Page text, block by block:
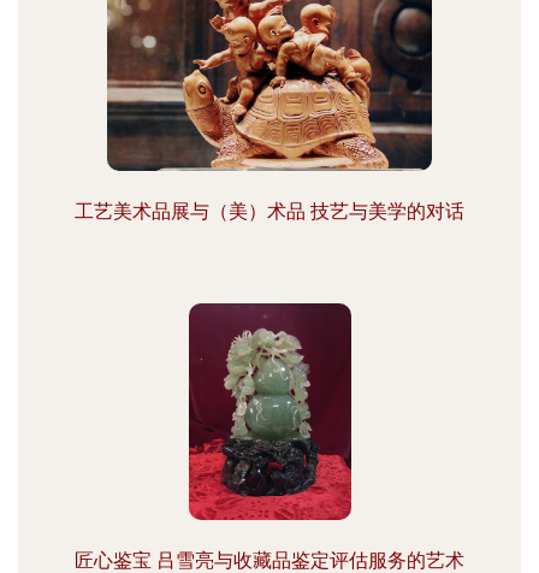
工艺美术品展与（美）术品 技艺与美学的对话
匠心鉴宝 吕雪亮与收藏品鉴定评估服务的艺术